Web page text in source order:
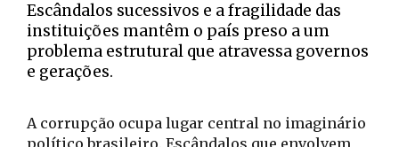
Escândalos sucessivos e a fragilidade das
instituições mantêm o país preso a um
problema estrutural que atravessa governos
e gerações.
A corrupção ocupa lugar central no imaginário
político brasileiro. Escândalos que envolvem